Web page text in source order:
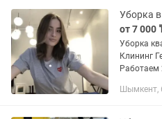
от 7 000
Уборка
Клининг
в г
Шымкент,